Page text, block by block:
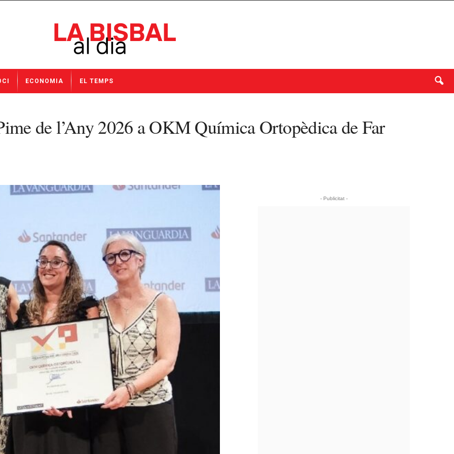
ECONOMIA EL TEMPS
de l’Any 2026 a OKM Química Ortopèdica de Far
- Publicitat -